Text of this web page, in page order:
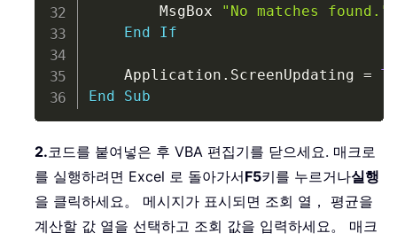
        MsgBox
"No matches found."
End
If
    Application
. ScreenUpdating =
End
Sub
2.코드를 붙여넣은 후 VBA 편집기를 닫으세요. 매크로
를 실행하려면 Excel 로 돌아가서F5키를 누르거나실행
을 클릭하세요。 메시지가 표시되면 조회 열， 평균을
계산할 값 열을 선택하고 조회 값을 입력하세요。 매크